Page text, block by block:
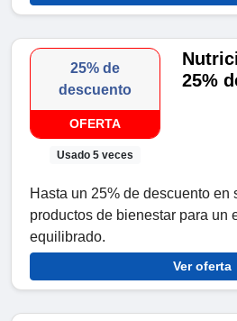
25% de
descuento
OFERTA
Usado 5 veces
25%
Hasta un 25% de descuento en
productos de bienestar para un
equilibrado.
Ver oferta